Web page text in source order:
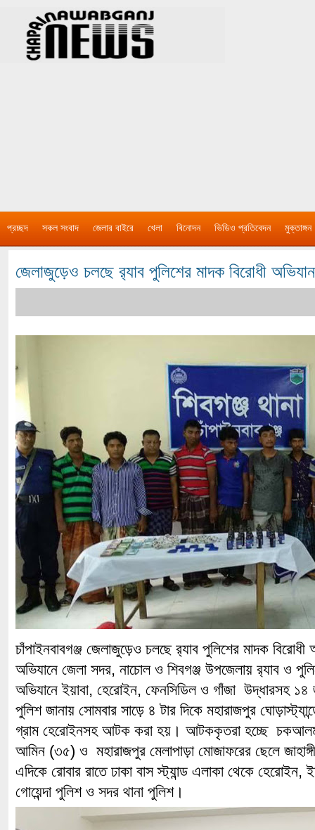
প্রচ্ছদ সকল সংবাদ জেলার বাইরে খেলা বিনোদন ভিডিও প্রতিবেদন মুক্তাঙ্গন
জেলাজুড়েও চলছে র‌্যাব পুলিশের মাদক বিরোধী অভিযান
চাঁপাইনবাবগঞ্জ জেলাজুড়েও চলছে র‌্যাব পুলিশের মাদক বিরোধী
অভিযানে জেলা সদর, নাচোল ও শিবগঞ্জ উপজেলায় র‌্যাব ও
অভিযানে ইয়াবা, হেরোইন, ফেনসিডিল ও গাঁজা উদ্ধারসহ
পুলিশ জানায় সোমবার সাড়ে ৪ টার দিকে মহারাজপুর
গ্রাম হেরোইনসহ আটক করা হয়। আটককৃতরা হচ্ছে
আমিন (৩৫) ও মহারাজপুর মেলাপাড়া মোজাফরের ছেলে
এদিকে রোবার রাতে ঢাকা বাস স্ট্যান্ড এলাকা থেকে
গোয়েন্দা পুলিশ ও সদর থানা পুলিশ।